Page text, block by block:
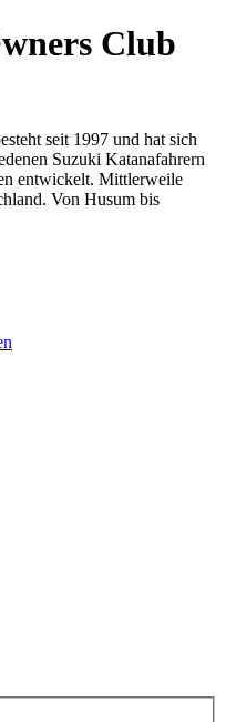
Club
seit 1997 und hat sich
Suzuki Katanafahrern
entwickelt. Mittlerweile
Von Husum bis